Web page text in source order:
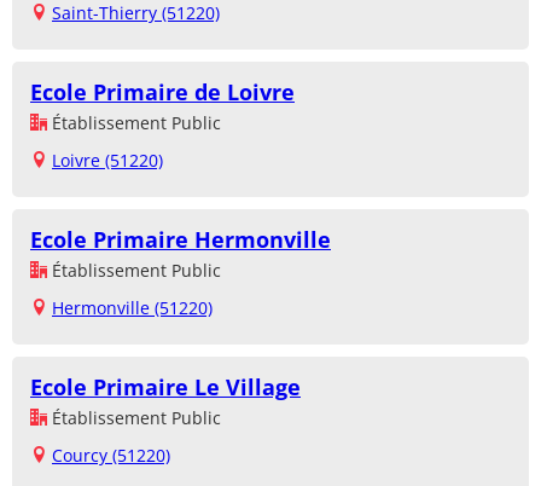
Saint-Thierry (51220)
Ecole Primaire de Loivre
Établissement Public
Loivre (51220)
Ecole Primaire Hermonville
Établissement Public
Hermonville (51220)
Ecole Primaire Le Village
Établissement Public
Courcy (51220)